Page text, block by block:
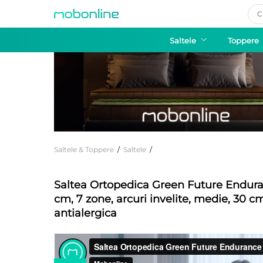
Saltele Toppere
Saltele & Toppere / Saltele /
Saltea Ortopedica Green Future
cm, 7 zone, arcuri invelite, medie, 30
antialergica